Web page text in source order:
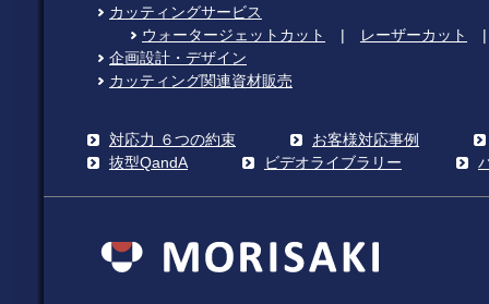
カッティングサービス
ウォータージェットカット
| レーザーカット
企画設計・デザイン
カッティング関連資材販売
対応力 ６つの約束
お客様対応事例
抜型QandA
ビデオライブラリー